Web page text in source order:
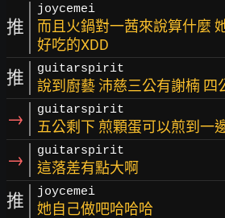
推
joycemei
而且火鍋對一茜來說算什麼
好吃的XDD
推 guitarspirit
說到廚藝 沛慈三公有謝楠 四
→ guitarspirit
五公剩下 煎顆蛋可以煎到一
→ guitarspirit
這落差有點大啊
推 joycemei
她自己做吧哈哈哈